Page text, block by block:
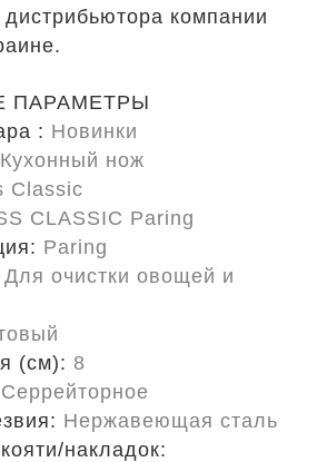
дистрибьютора компании
ПАРАМЕТРЫ
: Новинки
Кухонный нож
Classic
CLASSIC Paring
Paring
Для очистки овощей и
(см): 8
Серрейторное
Нержавеющая сталь
накладок: